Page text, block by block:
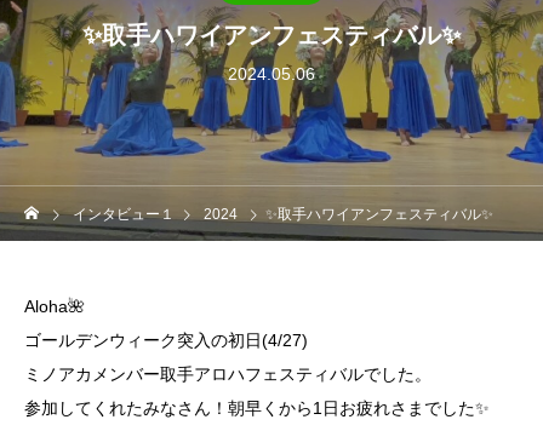
✨取手ハワイアンフェスティバル✨
2024.05.06
インタビュー１ 2024 ✨取手ハワイアンフェスティバル✨
Aloha🌺
ゴールデンウィーク突入の初日(4/27)
ミノアカメンバー取手アロハフェスティバルでした。
参加してくれたみなさん！朝早くから1日お疲れさまでした✨